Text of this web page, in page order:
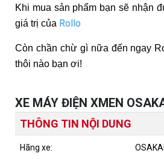
Khi mua sản phẩm bạn sẽ nhận
giá trị của Rollo
Còn chần chừ gì nữa đến ngay
thôi nào bạn ơi!
XE MÁY ĐIỆN XMEN
THÔNG TIN NỘI DUNG
Hãng xe: